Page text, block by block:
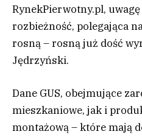
RynekPierwotny.pl,
rozbieżność, polegająca
rosną – rosną już dość
Jędrzyński.
Dane GUS, obejmujące
mieszkaniowe, jak i
montażową – które mają